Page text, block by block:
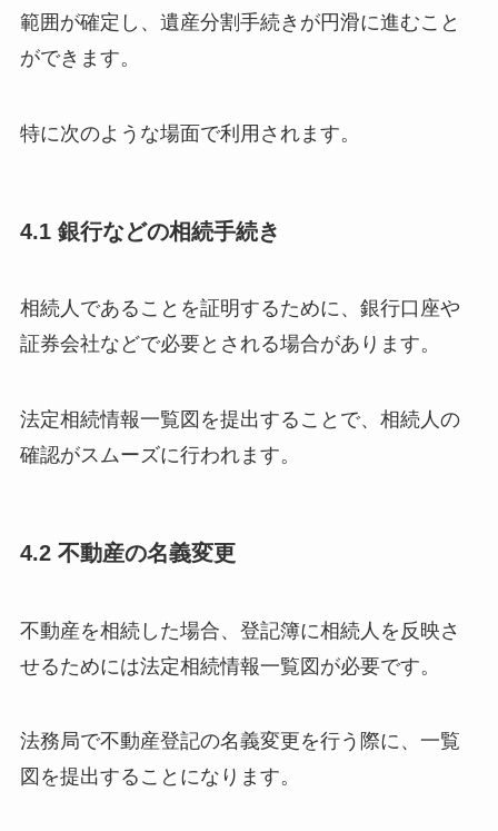
範囲が確定し、遺産分割手続きが円滑に進むこと
ができます。
特に次のような場面で利用されます。
4.1 銀行などの相続手続き
相続人であることを証明するために、銀行口座や
証券会社などで必要とされる場合があります。
法定相続情報一覧図を提出することで、相続人の
確認がスムーズに行われます。
4.2 不動産の名義変更
不動産を相続した場合、登記簿に相続人を反映さ
せるためには法定相続情報一覧図が必要です。
法務局で不動産登記の名義変更を行う際に、一覧
図を提出することになります。